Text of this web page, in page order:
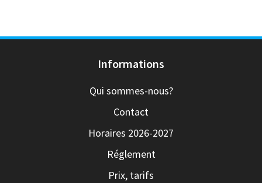
Informations
Qui sommes-nous?
Contact
Horaires 2026-2027
Réglement
Prix, tarifs